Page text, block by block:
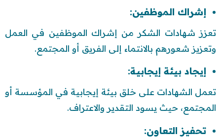
إشراك الموظفين:
تعزز شهادات الشكر من إشراك الموظفين في العمل
وتعزيز شعورهم بالانتماء إلى الفريق أو المجتمع.
إيجاد بيئة إيجابية:
تعمل الشهادات على خلق بيئة إيجابية في المؤسسة أو
المجتمع، حيث يسود التقدير والاعتراف.
تحفيز التعاون: